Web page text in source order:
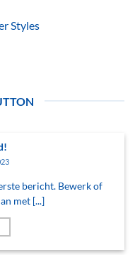
Styles
bericht. Bewerk of
met [...]